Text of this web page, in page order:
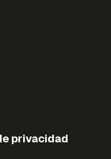
privacidad